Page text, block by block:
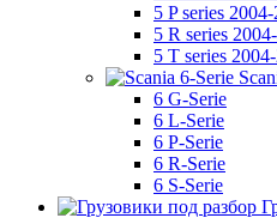
5 P series
5 R series
5 T series
6 G-Serie
6 L-Serie
6 P-Serie
6 R-Serie
6 S-Serie